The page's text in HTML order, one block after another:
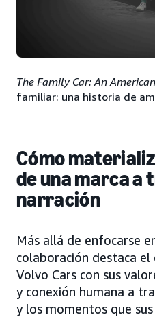
The Family Car: An
familiar: una historia de
Cómo
de una marca a
narración
Más allá de enfocarse
colaboración destaca
Volvo Cars con sus
y conexión humana a
y los momentos que